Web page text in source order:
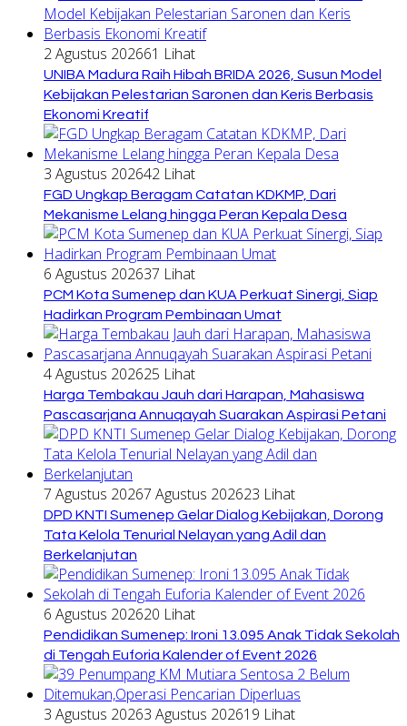
2 Agustus 202661 Lihat
UNIBA Madura Raih Hibah BRIDA 2026, Susun Model
Kebijakan Pelestarian Saronen dan Keris Berbasis
Ekonomi Kreatif
3 Agustus 202642 Lihat
FGD Ungkap Beragam Catatan KDKMP, Dari
Mekanisme Lelang hingga Peran Kepala Desa
6 Agustus 202637 Lihat
PCM Kota Sumenep dan KUA Perkuat Sinergi, Siap
Hadirkan Program Pembinaan Umat
4 Agustus 202625 Lihat
Harga Tembakau Jauh dari Harapan, Mahasiswa
Pascasarjana Annuqayah Suarakan Aspirasi Petani
7 Agustus 20267 Agustus 202623 Lihat
DPD KNTI Sumenep Gelar Dialog Kebijakan, Dorong
Tata Kelola Tenurial Nelayan yang Adil dan
Berkelanjutan
6 Agustus 202620 Lihat
Pendidikan Sumenep: Ironi 13.095 Anak Tidak Sekolah
di Tengah Euforia Kalender of Event 2026
3 Agustus 20263 Agustus 202619 Lihat